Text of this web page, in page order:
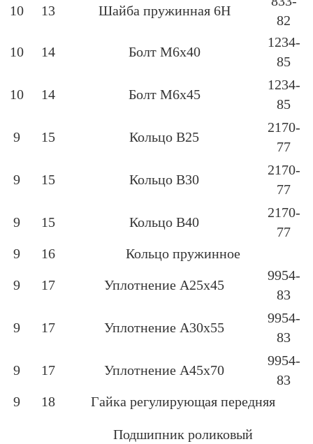
10
13 Шайба пружинная 6Н
82
10 14 Болт М6х40
1234-
85
10 14 Болт М6х45
1234-
85
9 15 Кольцо В25
2170-
77
9 15 Кольцо В30
2170-
77
9 15 Кольцо В40
2170-
77
9
16 Кольцо пружинное
9 17 Уплотнение А25х45
9954-
83
9 17 Уплотнение А30х55
9954-
83
9 17 Уплотнение А45х70
9954-
83
9
18 Гайка регулирующая передняя
Подшипник роликовый